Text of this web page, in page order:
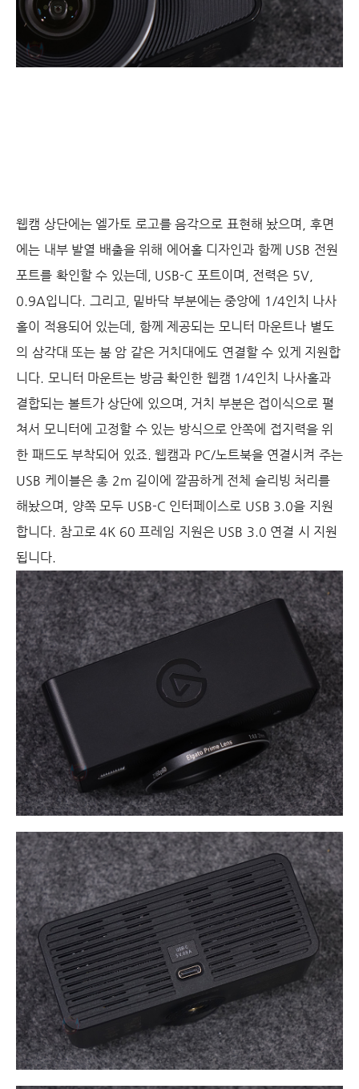
웹캠 상단에는 엘가토 로고를 음각으로 표현해 놨으며, 후면
에는 내부 발열 배출을 위해 에어홀 디자인과 함께 USB 전원
포트를 확인할 수 있는데, USB-C 포트이며, 전력은 5V,
0.9A입니다. 그리고, 밑바닥 부분에는 중앙에 1/4인치 나사
홀이 적용되어 있는데, 함께 제공되는 모니터 마운트나 별도
의 삼각대 또는 붐 암 같은 거치대에도 연결할 수 있게 지원합
니다. 모니터 마운트는 방금 확인한 웹캠 1/4인치 나사홀과
결합되는 볼트가 상단에 있으며, 거치 부분은 접이식으로 펼
쳐서 모니터에 고정할 수 있는 방식으로 안쪽에 접지력을 위
한 패드도 부착되어 있죠. 웹캠과 PC/노트북을 연결시켜 주는
USB 케이블은 총 2m 길이에 깔끔하게 전체 슬리빙 처리를
해놨으며, 양쪽 모두 USB-C 인터페이스로 USB 3.0을 지원
합니다. 참고로 4K 60 프레임 지원은 USB 3.0 연결 시 지원
됩니다.